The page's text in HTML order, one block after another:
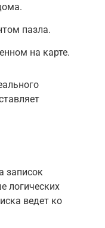
пазла.
на карте.
записок
логических
ведет ко